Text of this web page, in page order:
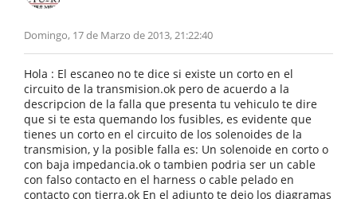
Domingo, 17 de Marzo de 2013, 21:22:40
Hola : El escaneo no te dice si existe un corto en el
circuito de la transmision.ok pero de acuerdo a la
descripcion de la falla que presenta tu vehiculo te dire
que si te esta quemando los fusibles, es evidente que
tienes un corto en el circuito de los solenoides de la
transmision, y la posible falla es: Un solenoide en corto o
con baja impedancia.ok o tambien podria ser un cable
con falso contacto en el harness o cable pelado en
contacto con tierra.ok En el adjunto te dejo los diagramas